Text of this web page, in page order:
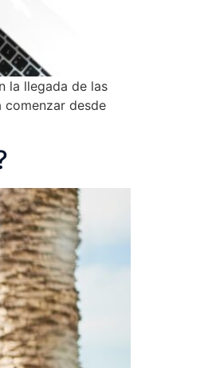
la llegada de las
comenzar desde